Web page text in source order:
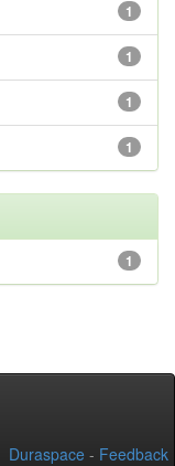
1
1
1
1
1
Duraspace - Feedback